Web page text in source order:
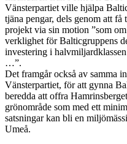
Vänsterpartiet ville hjälpa
tjäna pengar, dels genom att få
projekt via sin motion ”som
verklighet för Balticgruppens
investering i
…”.
Det framgår också av samma
Vänsterpartiet, för att gynna
beredda att offra
grönområde som med ett
satsningar kan bli en
Umeå.